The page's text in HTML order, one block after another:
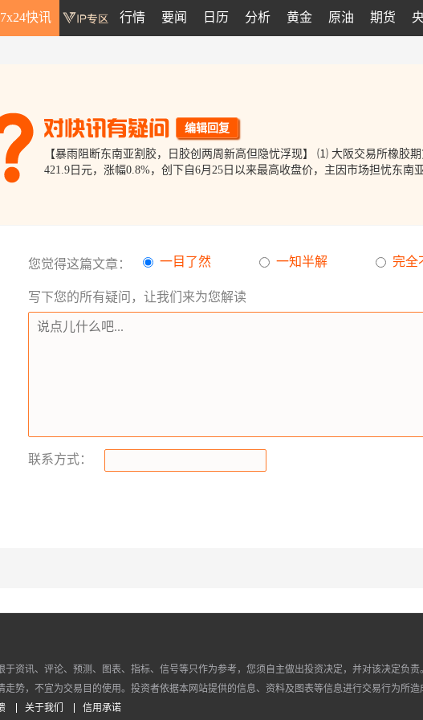
7x24快讯 行情 要闻 日历 分析 黄金 原油 期货
【暴雨阻断东南亚割胶，日胶创两周新高但隐忧浮现】 ⑴ 大阪交易所橡胶
421.9日元，涨幅0.8%，创下自6月25日以来最高收盘价，主因市场担忧东南
编辑回复
您觉得这篇文章： 一目了然 一知半解 完全
写下您的所有疑问，让我们来为您解读
联系方式：
于资讯、评论、预测、图表、指标、信号等只作为参考，您须自主做出投资决定，并对该决定负
势，不宜为交易目的使用。投资者依据本网站提供的信息、资料及图表等信息进行交易行为所造
关于我们 信用承诺